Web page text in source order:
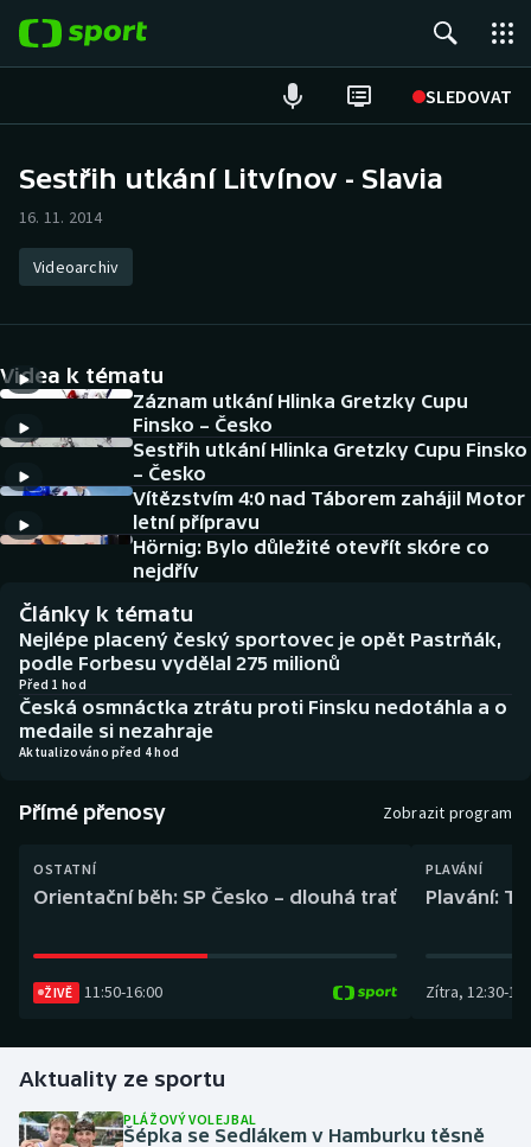
SLEDOVAT
Hokej
Tenis
Atletika
Cyklistika
DALŠÍ SPORTY
Americký fotbal
Baseball a softbal
Basketbal
Biatlon
Boby a skeleton
Dostihy
Futsal
Gymnastika
NEPŘEHLÉDNĚTE
Soutěže
Historické návraty
Aplikace ČT sport
AZ kvíz
Sestřih utkání Litvínov - Slavia
16. 11. 2014
Videoarchiv
Videa k tématu
Záznam utkání Hlinka Gretzky Cupu
Finsko – Česko
Sestřih utkání Hlinka Gretzky Cupu Finsko
– Česko
Vítězstvím 4:0 nad Táborem zahájil Motor
letní přípravu
Hörnig: Bylo důležité otevřít skóre co
nejdřív
Články k tématu
Nejlépe placený český sportovec je opět Pastrňák,
podle Forbesu vydělal 275 milionů
Před 1 hod
Česká osmnáctka ztrátu proti Finsku nedotáhla a o
medaile si nezahraje
Aktualizováno před 4 hod
Přímé přenosy Zobrazit program
OSTATNÍ
Orientační běh: SP Česko – dlouhá trať
ŽIVĚ 11:50-16:00
PLAVÁNÍ
Plavání:
Zítra, 12:30-
Aktuality ze sportu
PLÁŽOVÝ VOLEJBAL
Šépka se Sedlákem v Hamburku těsně